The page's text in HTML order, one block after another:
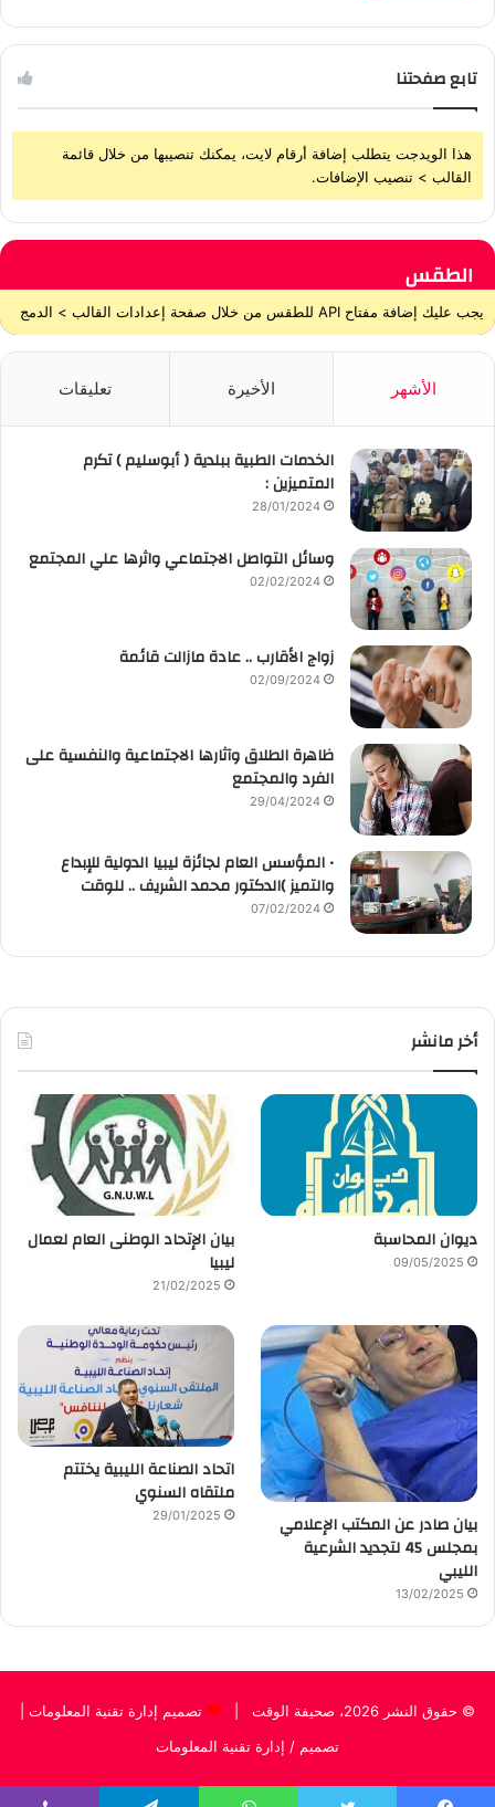
تابع صفحتنا
هذا الويدجت يتطلب إضافة أرقام لايت، يمكنك تنصيبها من خلال قائمة
القالب > تنصيب الإضافات.
الطقس
يجب عليك إضافة مفتاح API للطقس من خلال صفحة إعدادات القالب > الدمج
الأشهر الأخيرة تعليقات
الخدمات الطبية ببلدية ( أبوسليم ) تكرم
المتميزين :
28/01/2024
وسائل التواصل الاجتماعي واثرها علي المجتمع
02/02/2024
زواج الأقارب .. عادة مازالت قائمة
02/09/2024
ظاهرة الطلاق وآثارها الاجتماعية والنفسية على
الفرد والمجتمع
29/04/2024
• المؤسس العام لجائزة ليبيا الدولية للإبداع
والتميز )الدكتور محمد الشريف .. للوقت
07/02/2024
أخر مانشر
ديوان المحاسبة
09/05/2025
بيان الإتحاد الوطنى العام لعمال
ليبيا
21/02/2025
بيان صادر عن المكتب الإعلامي
بمجلس 45 لتجديد الشرعية
الليبي
13/02/2025
اتحاد الصناعة الليبية يختتم
ملتقاه السنوي
29/01/2025
© حقوق النشر 2026، صحيفة الوقت | تصميم إدارة تقنية المعلومات
تصميم / إدارة تقنية المعلومات